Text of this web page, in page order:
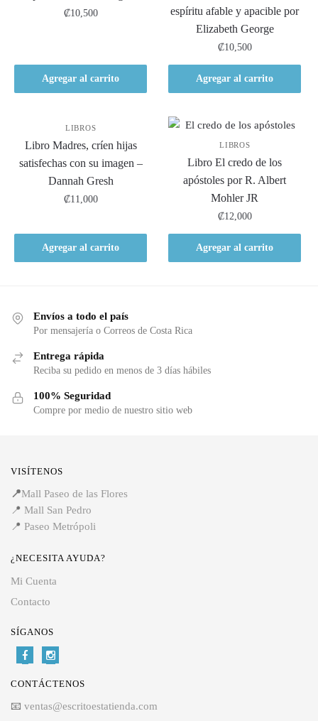
₡10,500
Agregar al carrito
espíritu afable y apacible por
Elizabeth George
₡10,500
Agregar al carrito
LIBROS
Libro Madres, críen hijas
satisfechas con su imagen –
Dannah Gresh
₡11,000
Agregar al carrito
LIBROS
Libro El credo de los
apóstoles por R. Albert
Mohler JR
₡12,000
Agregar al carrito
Envíos a todo el país
Por mensajería o Correos de Costa Rica
Entrega rápida
Reciba su pedido en menos de 3 días hábiles
100% Seguridad
Compre por medio de nuestro sitio web
VISÍTENOS
📍Mall Paseo de las Flores
📍 Mall San Pedro
📍 Paseo Metrópoli
¿NECESITA AYUDA?
Mi Cuenta
Contacto
SÍGANOS
CONTÁCTENOS
📧 ventas@escritoestatienda.com